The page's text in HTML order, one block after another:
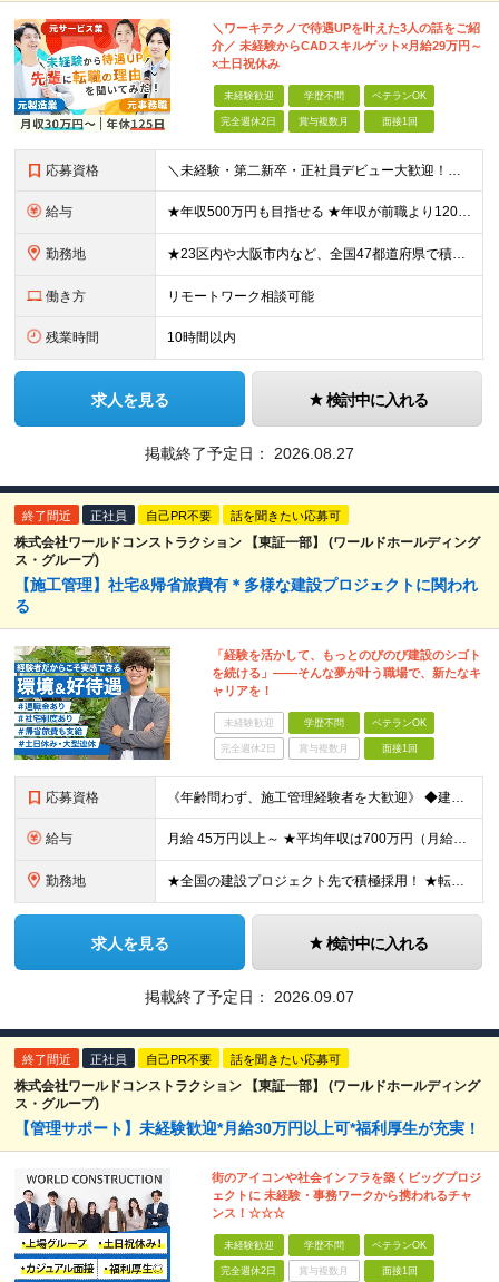
＼ワーキテクノで待遇UPを叶えた3人の話をご紹
介／ 未経験からCADスキルゲット×月給29万円～
×土日祝休み
未経験歓迎 学歴不問 ベテランOK
完全週休2日 賞与複数月 面接1回
応募資格 ＼未経験・第二新卒・正社員デビュー大歓迎！／ ☆アパレルや飲食、ビルメンテ、職人、モデルなど、異業種出身の社員が多数活躍中です！ ■20～30代の若手中心に活躍中！ ■人物重視の採用 ■転職回数不問
給与 ★年収500万円も目指せる ★年収が前職より120万円アップした実績あり ★前職の給与を最大限に考慮します！ 【経験者】 ■月給35万円～80万円＋各種手当＋賞与年2回 【未経験者/首都圏】 ■月
勤務地 ★23区内や大阪市内など、全国47都道府県で積極採用中！ ★直行直帰OK◎ ★U・Iターン歓迎 ★会社都合の転勤なし！ ご家族の転勤などに合わせた勤務先の変更はOK◎ ★大阪・東京・名古屋・福岡への引
働き方 リモートワーク相談可能
残業時間 10時間以内
求人を見る 検討中に入れる
掲載終了予定日： 2026.08.27
終了間近 正社員 自己PR不要 話を聞きたい応募可
株式会社ワールドコンストラクション 【東証一部】 (ワールドホールディング
ス・グループ)
【施工管理】社宅&帰省旅費有＊多様な建設プロジェクトに関われ
る
「経験を活かして、もっとのびのび建設のシゴト
を続ける」――そんな夢が叶う職場で、新たなキ
ャリアを！
未経験歓迎 学歴不問 ベテランOK
完全週休2日 賞与複数月 面接1回
応募資格 《年齢問わず、施工管理経験者を大歓迎》 ◆建設業界で技術系の実務経験があればOK ★経験に応じて、月給50万円以上、平均年収700万円以上も可能です 《応募条件》 ◆建設業界で技術系職種（施工管理や
給与 月給 45万円以上～ ★平均年収は700万円（月給50万円） ◎残業手当は、全額別途支給します。 ◎年齢・経験・能力などを考慮の上、決定します。 ◎試用期間3ヶ月あり。その間の待遇に変動はありません
勤務地 ★全国の建設プロジェクト先で積極採用！ ★転居を伴う転勤なし ★配属先は希望を最大限考慮します ★I・Uターン支援・寮あり ★案件によりマイカー通勤OK ＝拠点一覧＝ ◆本社／東京都港区東新橋2丁目
求人を見る 検討中に入れる
掲載終了予定日： 2026.09.07
終了間近 正社員 自己PR不要 話を聞きたい応募可
株式会社ワールドコンストラクション 【東証一部】 (ワールドホールディング
ス・グループ)
【管理サポート】未経験歓迎*月給30万円以上可*福利厚生が充実！
街のアイコンや社会インフラを築くビッグプロジ
ェクトに 未経験・事務ワークから携われるチャ
ンス！☆☆☆
未経験歓迎 学歴不問 ベテランOK
完全週休2日 賞与複数月 面接1回